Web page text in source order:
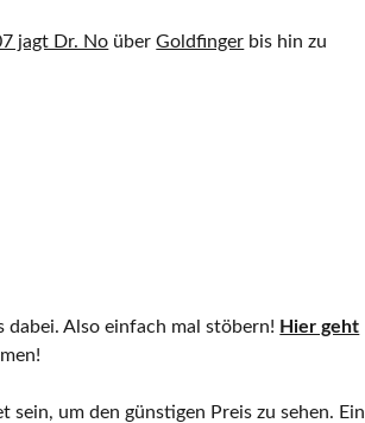
jagt Dr. No überGoldfinger bis hin zu
dabei. Also einfach mal stöbern! Hier geht
um den günstigen Preis zu sehen. Ein